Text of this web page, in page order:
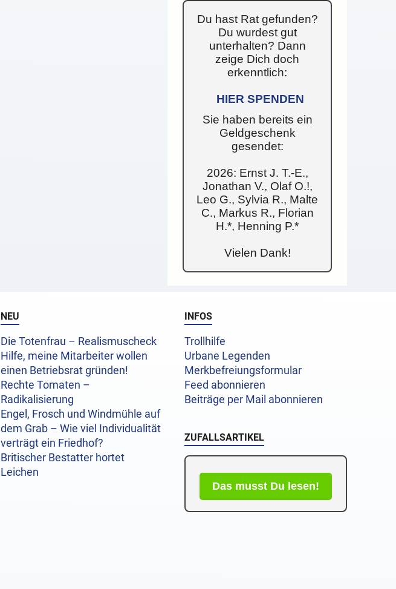
Du hast Rat gefunden?
Du wurdest gut
unterhalten? Dann
zeige Dich doch
erkenntlich:
HIER SPENDEN
Sie haben bereits ein
Geldgeschenk
gesendet:
2026: Ernst J. T.-E.,
Jonathan V., Olaf O.!,
Leo G., Sylvia R., Malte
C., Markus R., Florian
H.*, Henning P.*
Vielen Dank!
NEU
Die Totenfrau – Realismuscheck
Hilfe, meine Mitarbeiter wollen
einen Betriebsrat gründen!
Rechte Tomaten –
Radikalisierung
Engel, Frosch und Windmühle auf
dem Grab – Wie viel Individualität
verträgt ein Friedhof?
Britischer Bestatter hortet
Leichen
INFOS
Trollhilfe
Urbane Legenden
Merkbefreiungsformular
Feed abonnieren
Beiträge per Mail abonnieren
ZUFALLSARTIKEL
Das musst Du lesen!